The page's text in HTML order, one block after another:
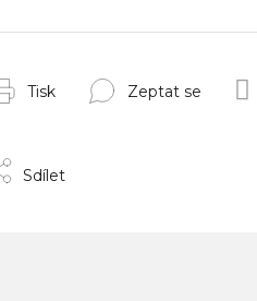
Tisk Zeptat se
Sdílet